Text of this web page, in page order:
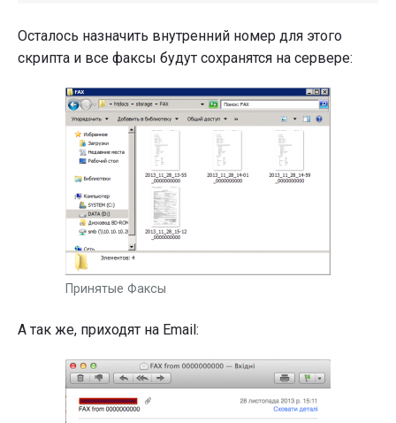
Осталось назначить внутренний номер для этого
скрипта и все факсы будут сохранятся на сервере:
Принятые Факсы
А так же, приходят на Email: